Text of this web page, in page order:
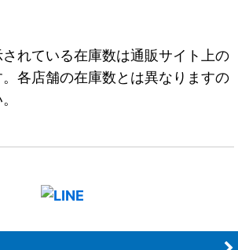
れている在庫数は通販サイト上の
各店舗の在庫数とは異なりますの